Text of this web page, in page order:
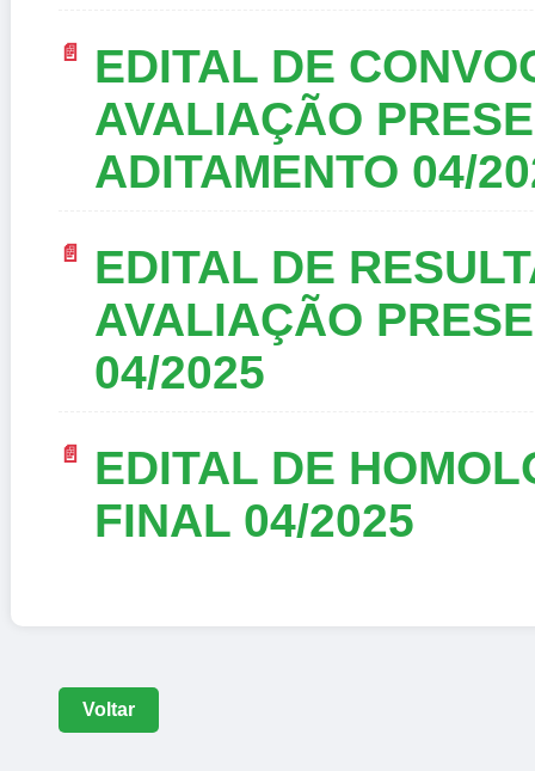
EDITAL DE
AVALIAÇÃO
ADITAMENTO 04/
EDITAL DE
AVALIAÇÃO
04/2025
EDITAL DE
FINAL 04/2025
Voltar